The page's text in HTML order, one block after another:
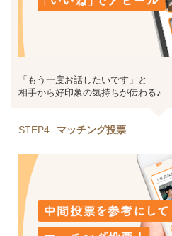
「もう一度お話したいです」と
相手から好印象の気持ちが伝わる♪
STEP4 マッチング投票